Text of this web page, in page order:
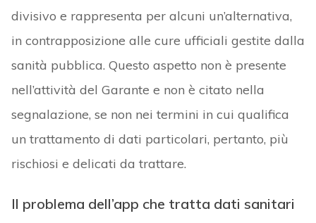
divisivo e rappresenta per alcuni un’alternativa,
in contrapposizione alle cure ufficiali gestite dalla
sanità pubblica. Questo aspetto non è presente
nell’attività del Garante e non è citato nella
segnalazione, se non nei termini in cui qualifica
un trattamento di dati particolari, pertanto, più
rischiosi e delicati da trattare.
Il problema dell’app che tratta dati sanitari